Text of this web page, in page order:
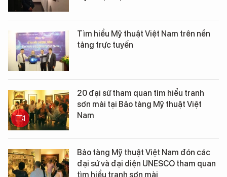
Tìm hiểu Mỹ thuật Việt Nam trên nền
tảng trực tuyến
20 đại sứ tham quan tìm hiểu tranh
sơn mài tại Bảo tàng Mỹ thuật Việt
Nam
Bảo tàng Mỹ thuật Việt Nam đón các
đại sứ và đại diện UNESCO tham quan
tìm hiểu tranh sơn mài